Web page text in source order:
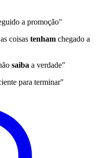
a promoção"
coisas tenham chegado a
saiba a verdade"
para terminar"